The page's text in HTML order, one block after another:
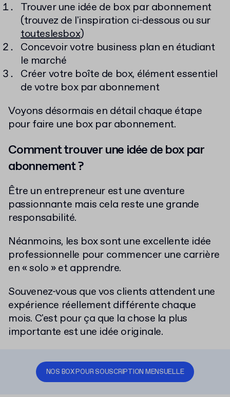
Trouver une idée de box par abonnement
(trouvez de l'inspiration ci-dessous ou sur
touteslesbox)
Concevoir votre business plan en étudiant
le marché
Créer votre boîte de box, élément essentiel
de votre box par abonnement
Voyons désormais en détail chaque étape
pour faire une box par abonnement.
Comment trouver une idée de box par
abonnement ?
Être un entrepreneur est une aventure
passionnante mais cela reste une grande
responsabilité.
Néanmoins, les box sont une excellente idée
professionnelle pour commencer une carrière
en « solo » et apprendre.
Souvenez-vous que vos clients attendent une
expérience réellement différente chaque
mois. C'est pour ça que la chose la plus
importante est une idée originale.
NOS BOX POUR SOUSCRIPTION MENSUELLE